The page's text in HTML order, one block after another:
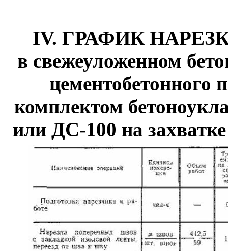
IV. ГРАФИК
в свежеуложенном
цементобетонного
комплектом
или ДС-100 на